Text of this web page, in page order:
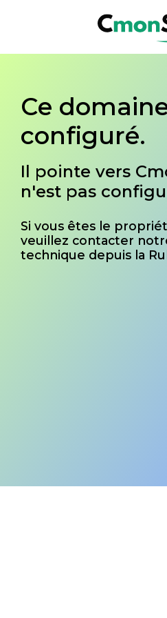
Ce
configuré.
Il pointe vers
n'est pas
Si vous êtes le
veuillez contacter
technique depuis la